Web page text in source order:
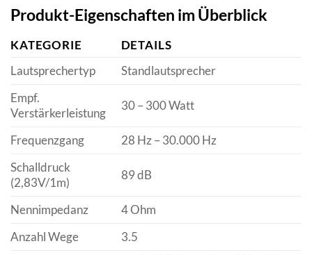
Produkt-Eigenschaften im Überblick
KATEGORIE
DETAILS
Lautsprechertyp
Standlautsprecher
Empf.
Verstärkerleistung
30 – 300 Watt
Frequenzgang
28 Hz – 30.000 Hz
Schalldruck
(2,83V/1m)
89 dB
Nennimpedanz
4 Ohm
Anzahl Wege
3.5